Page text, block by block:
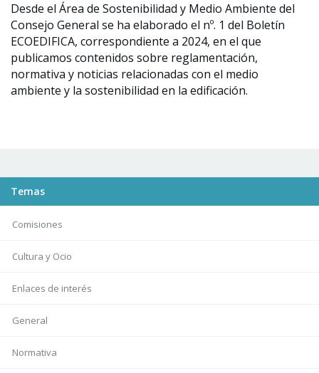
Desde el Área de Sostenibilidad y Medio Ambiente del
Consejo General se ha elaborado el nº. 1 del Boletín
ECOEDIFICA, correspondiente a 2024, en el que
publicamos contenidos sobre reglamentación,
normativa y noticias relacionadas con el medio
ambiente y la sostenibilidad en la edificación.
Temas
Comisiones
Cultura y Ocio
Enlaces de interés
General
Normativa